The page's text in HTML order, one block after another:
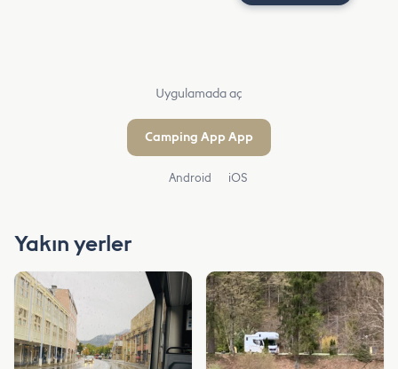
Uygulamada aç
Camping App App
Android iOS
Yakın yerler